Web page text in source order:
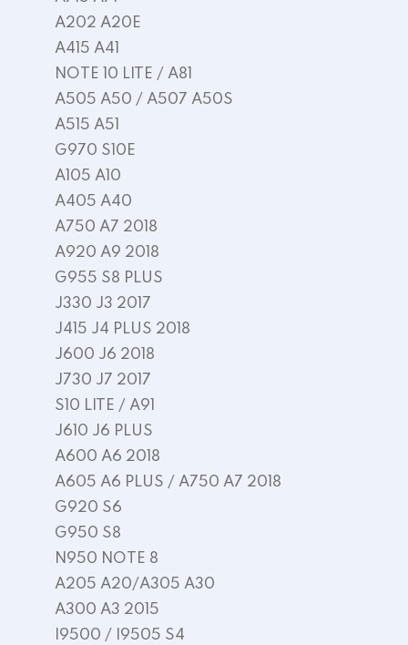
A202 A20E
A415 A41
NOTE 10 LITE / A81
A505 A50 / A507 A50S
A515 A51
G970 S10E
A105 A10
A405 A40
A750 A7 2018
A920 A9 2018
G955 S8 PLUS
J330 J3 2017
J415 J4 PLUS 2018
J600 J6 2018
J730 J7 2017
S10 LITE / A91
J610 J6 PLUS
A600 A6 2018
A605 A6 PLUS / A750 A7 2018
G920 S6
G950 S8
N950 NOTE 8
A205 A20/A305 A30
A300 A3 2015
I9500 / I9505 S4